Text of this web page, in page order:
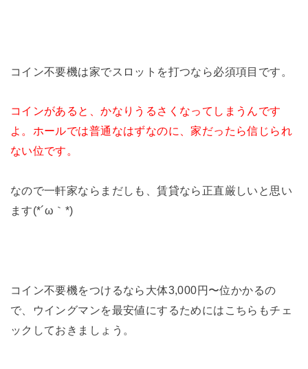
コイン不要機は家でスロットを打つなら必須項目です。
コインがあると、かなりうるさくなってしまうんです
よ。ホールでは普通なはずなのに、家だったら信じられ
ない位です。
なので一軒家ならまだしも、賃貸なら正直厳しいと思い
ます(*´ω｀*)
コイン不要機をつけるなら大体3,000円〜位かかるの
で、ウイングマンを最安値にするためにはこちらもチェ
ックしておきましょう。